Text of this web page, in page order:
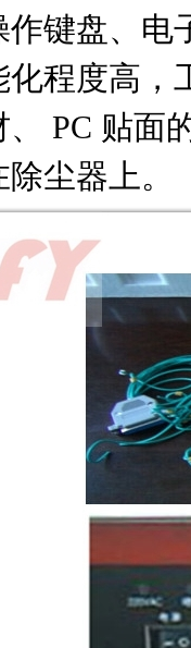
作键盘、电
化程度高，
PC 贴面
除尘器上。